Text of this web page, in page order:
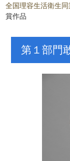
全国理容生活衛生
賞作品
第１部門